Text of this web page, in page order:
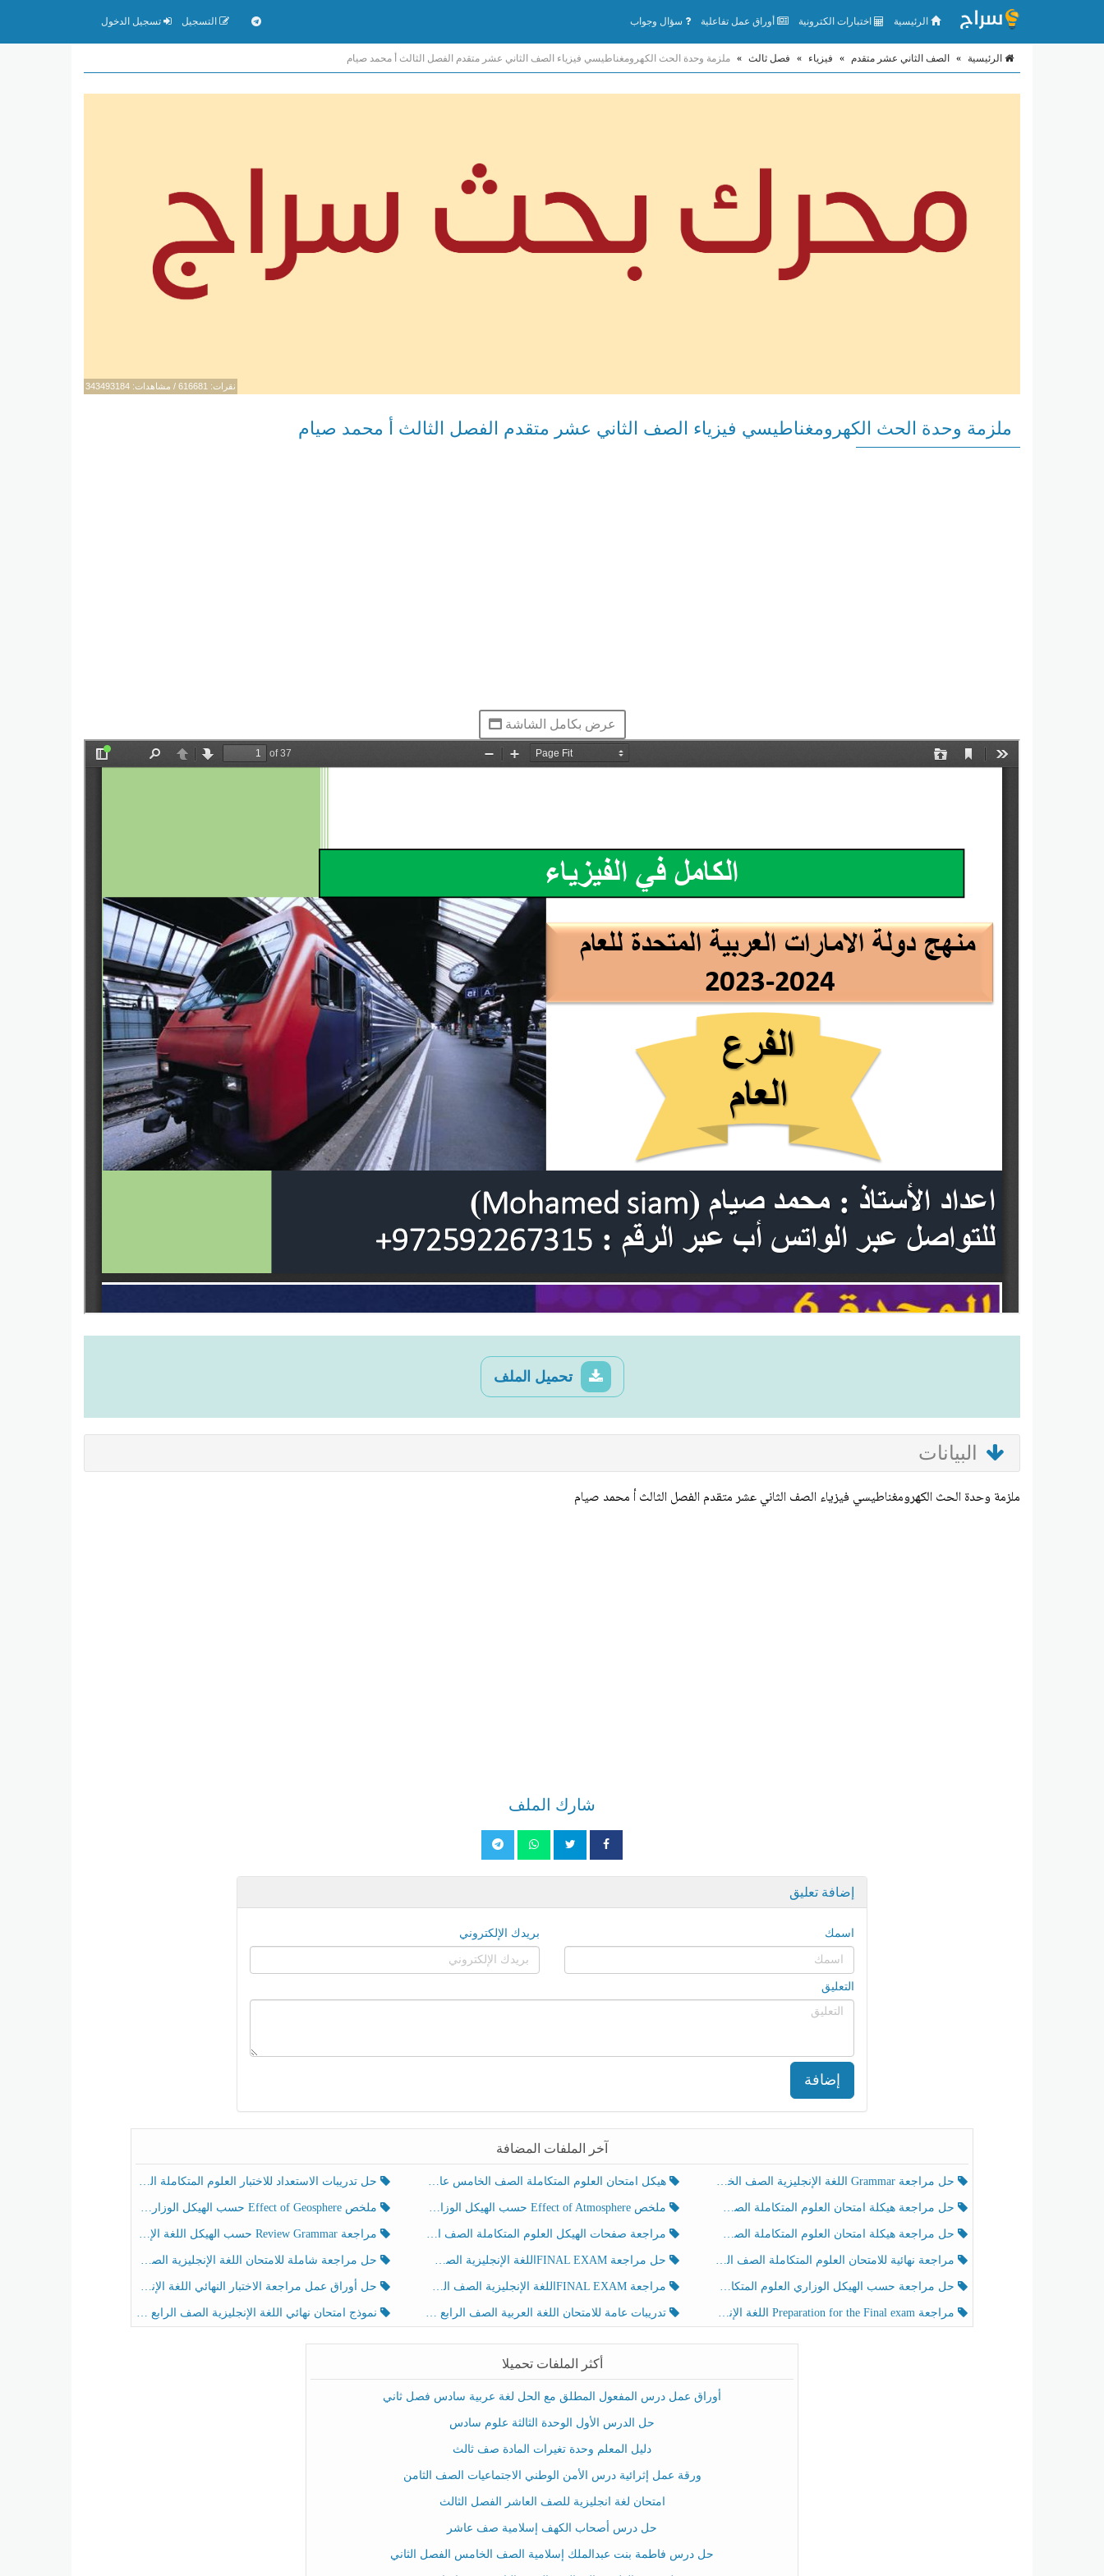
الرئيسية اختبارات الكترونية أوراق عمل تفاعلية سؤال وجواب التسجيل تسجيل الدخول
الرئيسية » الصف الثاني عشر متقدم » فيزياء » فصل ثالث » ملزمة وحدة الحث الكهرومغناطيسي فيزياء الصف الثاني عشر متقدم الفصل الثالث أ محمد صيام
نقرات: 616681 / مشاهدات: 343493184
ملزمة وحدة الحث الكهرومغناطيسي فيزياء الصف الثاني عشر متقدم الفصل الثالث أ محمد صيام
عرض بكامل الشاشة
تحميل الملف
البيانات
ملزمة وحدة الحث الكهرومغناطيسي فيزياء الصف الثاني عشر متقدم الفصل الثالث أ محمد صيام
شارك الملف
إضافة تعليق
اسمك بريدك الإلكتروني
التعليق
إضافة
آخر الملفات المضافة
حل مراجعة Grammar اللغة الإنجليزية الصف الخامس الفصل الثالث هيكل امتحان العلوم المتكاملة الصف الخامس عام الفصل الدراسي الثالث 2025-2026 حل تدريبات الاستعداد للاختبار العلوم المتكاملة الصف الخامس عام الفصل الثالث
حل مراجعة هيكلة امتحان العلوم المتكاملة الصف الخامس انسبير الفصل الثالث ملخص Effect of Atmosphere حسب الهيكل الوزاري العلوم المتكاملة الصف الخامس انسبير الفصل الثالث ملخص Effect of Geosphere حسب الهيكل الوزاري العلوم المتكاملة الصف الخامس انسبير الفصل الثالث
حل مراجعة هيكلة امتحان العلوم المتكاملة الصف الخامس عام الفصل الثالث مراجعة صفحات الهيكل العلوم المتكاملة الصف الخامس انسبير الفصل الثالث مراجعة Review Grammar حسب الهيكل اللغة الإنجليزية الصف الخامس الفصل الثالث
مراجعة نهائية للامتحان العلوم المتكاملة الصف الخامس انسبير الفصل الثالث حل مراجعة FINAL EXAMاللغة الإنجليزية الصف الخامس الفصل الثالث حل مراجعة شاملة للامتحان اللغة الإنجليزية الصف الخامس الفصل الثالث
حل مراجعة حسب الهيكل الوزاري العلوم المتكاملة الصف الخامس عام الفصل الثالث مراجعة FINAL EXAMاللغة الإنجليزية الصف الخامس الفصل الثالث حل أوراق عمل مراجعة الاختبار النهائي اللغة الإنجليزية الصف الرابع الفصل الثالث
مراجعة Preparation for the Final exam اللغة الإنجليزية الصف الرابع الفصل الثالث تدريبات عامة للامتحان اللغة العربية الصف الرابع الفصل الثالث نموذج امتحان نهائي اللغة الإنجليزية الصف الرابع الفصل الثالث
أكثر الملفات تحميلا
أوراق عمل درس المفعول المطلق مع الحل لغة عربية سادس فصل ثاني
حل الدرس الأول الوحدة الثالثة علوم سادس
دليل المعلم وحدة تغيرات المادة صف ثالث
ورقة عمل إثرائية درس الأمن الوطني الاجتماعيات الصف الثامن
امتحان لغة انجليزية للصف العاشر الفصل الثالث
حل درس أصحاب الكهف إسلامية صف عاشر
حل درس فاطمة بنت عبدالملك إسلامية الصف الخامس الفصل الثاني